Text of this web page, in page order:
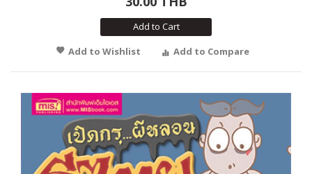
Add to Cart
Add to Wishlist
Add to Compare